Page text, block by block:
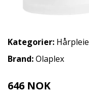
Kategorier: Hårpleie
Brand:Olaplex
646 NOK